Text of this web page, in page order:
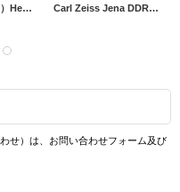
Zenit（ゼニット）Helios-44-2（ヘリオス）58mm/F2 Carl Zeiss Jena DDR（カールツアイス イエナ）Tessar（テッサー）50mm/F2.8
せ）は、お問い合わせフォーム及び